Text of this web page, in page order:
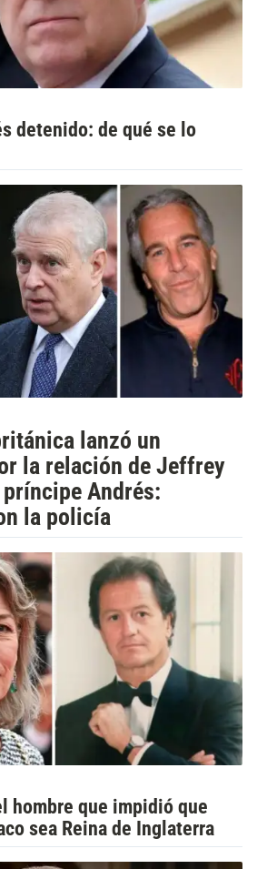
detenido: de qué se lo
lanzó un
la relación de Jeffrey
Andrés:
la policía
hombre que impidió que
sea Reina de Inglaterra